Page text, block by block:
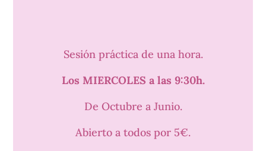
Sesión práctica de una hora.
Los MIERCOLES a las 9:30h.
De Octubre a Junio.
Abierto a todos por 5€.